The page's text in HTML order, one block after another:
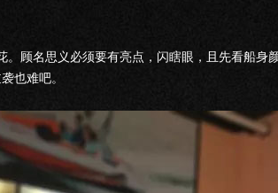
。顾名思义必须要有亮点，闪瞎眼，且先看船身
也难吧。